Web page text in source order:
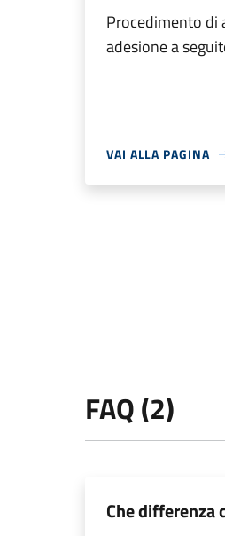
Procedimento di
adesione a
VAI ALLA PAGINA
FAQ (2)
Che differenza